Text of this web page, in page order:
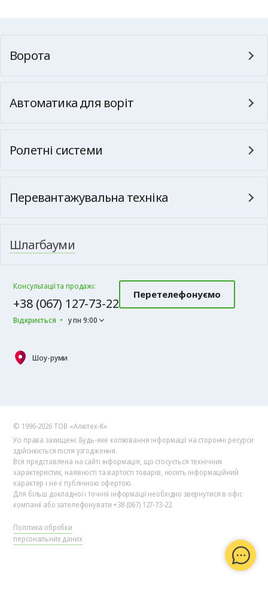
Ворота
Автоматика для воріт
Ролетні системи
Перевантажувальна техніка
Шлагбауми
Консультації та продажі:
+38 (067) 127-73-22
Відкриється у пн 9:00
Перетелефонуємо
Шоу-руми
© 1996-2026 ТОВ «Алютех‑К»
Усі права захищені. Будь-яке копіювання інформації на сторонні ресурси
здійснюється після узгодження.
Вся представлена на сайті інформація, що стосується технічних
характеристик, наявності та вартості товарів, носить інформаційний
характер і не є публічною офертою.
Для більш докладної і точної інформації необхідно звернутися в офіс
компанії або зателефонувати +38 (067) 127-73-22.
Політика обробки
персональних даних